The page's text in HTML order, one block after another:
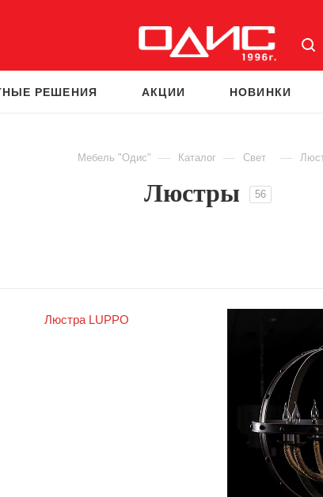
РЕШЕНИЯ АКЦИИ НОВИНКИ
Мебель "Одис" — Каталог — Свет —
Люстры 56